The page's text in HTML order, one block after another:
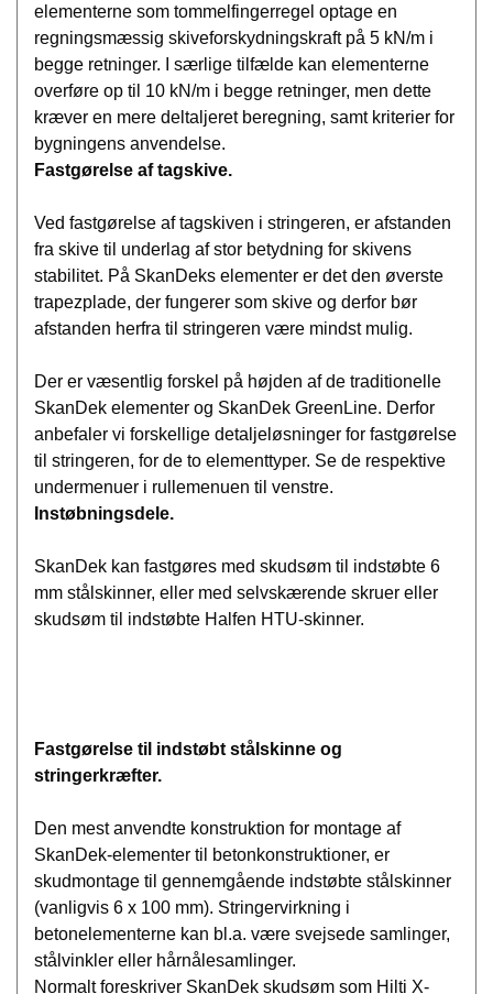
elementerne som tommelfingerregel optage en
regningsmæssig skiveforskydningskraft på 5 kN/m i
begge retninger. I særlige tilfælde kan elementerne
overføre op til 10 kN/m i begge retninger, men dette
kræver en mere deltaljeret beregning, samt kriterier for
bygningens anvendelse.
Fastgørelse af tagskive.
Ved fastgørelse af tagskiven i stringeren, er afstanden
fra skive til underlag af stor betydning for skivens
stabilitet. På SkanDeks elementer er det den øverste
trapezplade, der fungerer som skive og derfor bør
afstanden herfra til stringeren være mindst mulig.
Der er væsentlig forskel på højden af de traditionelle
SkanDek elementer og SkanDek GreenLine. Derfor
anbefaler vi forskellige detaljeløsninger for fastgørelse
til stringeren, for de to elementtyper. Se de respektive
undermenuer i rullemenuen til venstre.
Instøbningsdele.
SkanDek kan fastgøres med skudsøm til indstøbte 6
mm stålskinner, eller med selvskærende skruer eller
skudsøm til indstøbte Halfen HTU-skinner.
Fastgørelse til indstøbt stålskinne og
stringerkræfter.
Den mest anvendte konstruktion for montage af
SkanDek-elementer til betonkonstruktioner, er
skudmontage til gennemgående indstøbte stålskinner
(vanligvis 6 x 100 mm). Stringervirkning i
betonelementerne kan bl.a. være svejsede samlinger,
stålvinkler eller hårnålesamlinger.
Normalt foreskriver SkanDek skudsøm som Hilti X-